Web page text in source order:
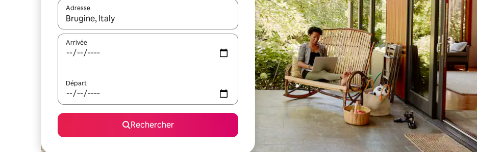
Adresse
Lorsque les résultats s'affichent, utilisez les flèches vers le haut et vers le bas pour les parcourir ou en appuyant et en faisant
Arrivée
Départ
Rechercher